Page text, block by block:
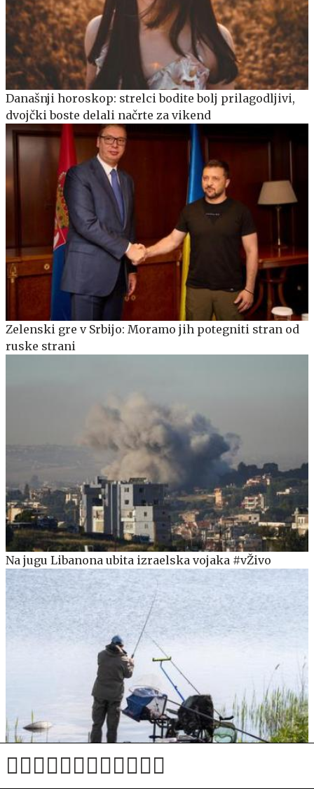
Današnji horoskop: strelci bodite bolj prilagodljivi,
dvojčki boste delali načrte za vikend
Zelenski gre v Srbijo: Moramo jih potegniti stran od
ruske strani
Na jugu Libanona ubita izraelska vojaka #vŽivo
Zaradi suše začasna ustavitev ribolova na več rekah